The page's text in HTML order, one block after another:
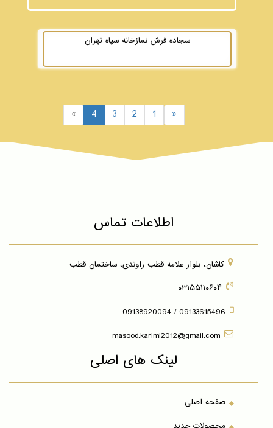
سجاده فرش نمازخانه سپاه تهران
«
1
2
3
4
»
اطلاعات تماس
کاشان، بلوار علامه قطب راوندی، ساختمان قطب
۰۳۱۵۵۱۱۰۶۰۴
09133615496 / 09138920094
masood.karimi2012@gmail.com
لینک های اصلی
صفحه اصلی